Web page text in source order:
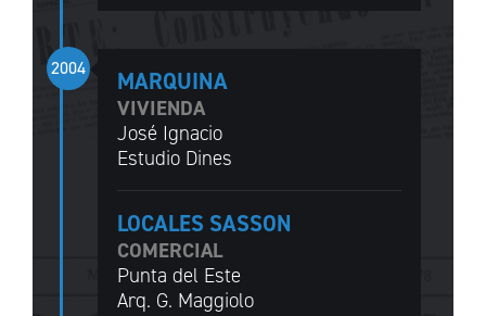
2004 MARQUINA
VIVIENDA
José Ignacio
Estudio Dines
LOCALES SASSON
COMERCIAL
Punta del Este
Arq. G. Maggiolo